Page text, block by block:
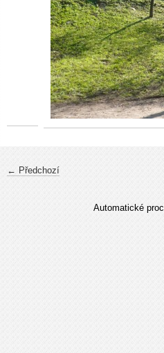
← Předchozí
Automatické